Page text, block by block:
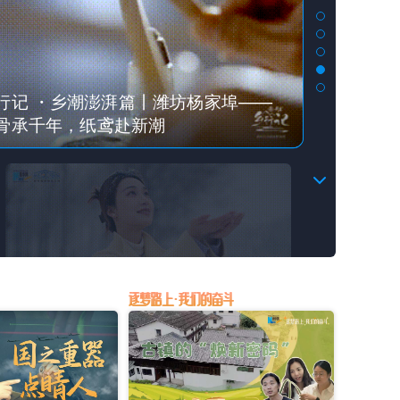
记・乡潮澎湃篇丨定瓷小镇——北宋
光，今日故乡土